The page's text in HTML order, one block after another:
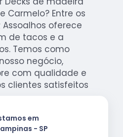
Carmelo? Entre os
Assoalhos oferece
de tacos e a
Temos como
negócio,
com qualidade e
clientes satisfeitos
em
- SP